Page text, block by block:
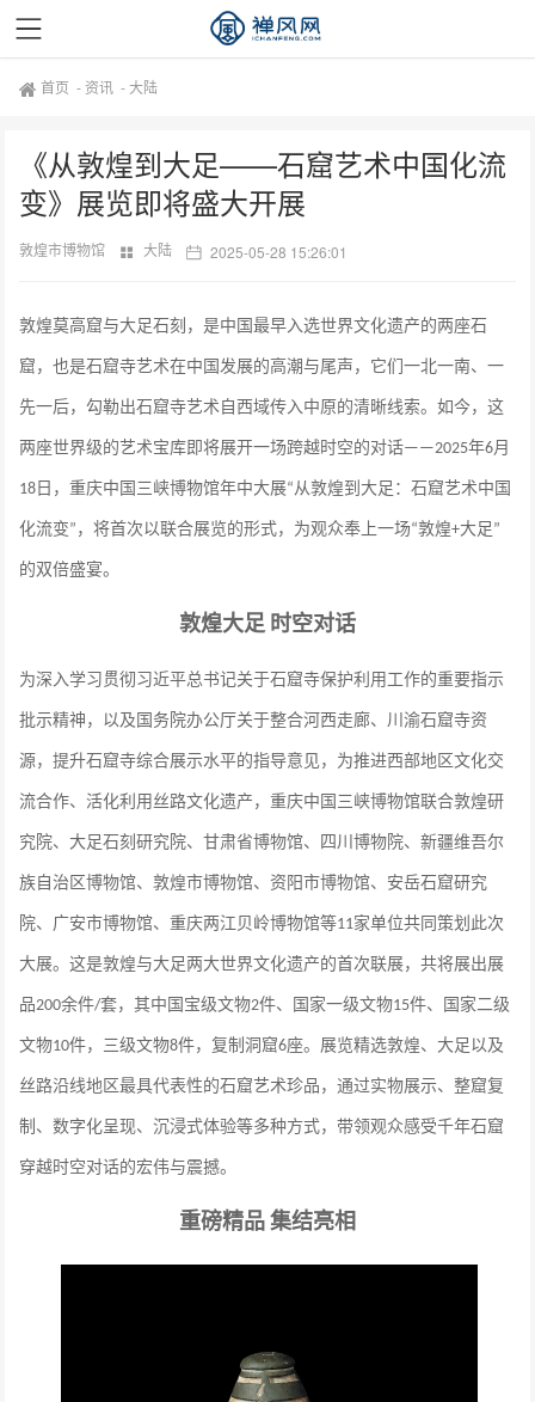
首页 - 资讯 -大陆
《从敦煌到大足——石窟艺术中国化流
变》展览即将盛大开展
敦煌市博物馆 大陆 2025-05-28 15:26:01
敦煌莫高窟与大足石刻，是中国最早入选世界文化遗产的两座石
窟，也是石窟寺艺术在中国发展的高潮与尾声，它们一北一南、一
先一后，勾勒出石窟寺艺术自西域传入中原的清晰线索。如今，这
两座世界级的艺术宝库即将展开一场跨越时空的对话——2025年6月
18 日，重庆中国三峡博物馆年中大展“ 从敦煌到大足：石窟艺术中国
化流变” ，将首次以联合展览的形式，为观众奉上一场“敦煌+大足”
的双倍盛宴。
敦煌大足 时空对话
为深入学习贯彻习近平总书记关于石窟寺保护利用工作的重要指示
批示精神，以及国务院办公厅关于整合河西走廊、川渝石窟寺资
源，提升石窟寺综合展示水平的指导意见，为推进西部地区文化交
流合作、活化利用丝路文化遗产，重庆中国三峡博物馆联合敦煌研
究院、大足石刻研究院、甘肃省博物馆、四川博物院、新疆维吾尔
族自治区博物馆、敦煌市博物馆、资阳市博物馆、安岳石窟研究
院、广安市博物馆、重庆两江贝岭博物馆等11家单位共同策划此次
大展。这是敦煌与大足两大世界文化遗产的首次联展，共将展出展
品200余件/套，其中国宝级文物2件、国家一级文物15件、国家二级
文物10件，三级文物8件，复制洞窟6座。展览精选敦煌、大足以及
丝路沿线地区最具代表性的石窟艺术珍品，通过实物展示、整窟复
制、数字化呈现、沉浸式体验等多种方式，带领观众感受千年石窟
穿越时空对话的宏伟与震撼。
重磅精品 集结亮相